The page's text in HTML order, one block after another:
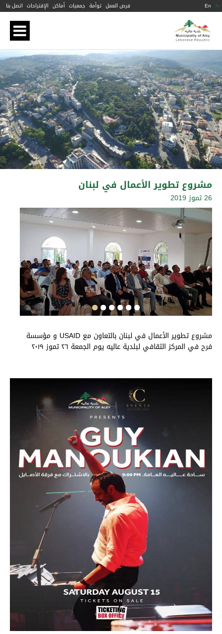
اتصل بنا الإقتراحات أماكن جمعيات توأمة فرص العمل En Ar
مشروع تطوير الأعمال في لبنان
26 تموز 2019
مشروع تطوير الأعمال في لبنان بالتعاون مع USAID و مؤسسة
فرح في المركز الثقافي لبلدية عاليه يوم الجمعة ٢٦ تموز ٢٠١٩